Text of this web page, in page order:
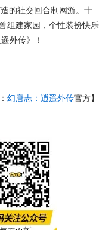
的社交回合制网游。十
组建家园，个性装扮快乐
外传》！
幻唐志：逍遥外传官方】